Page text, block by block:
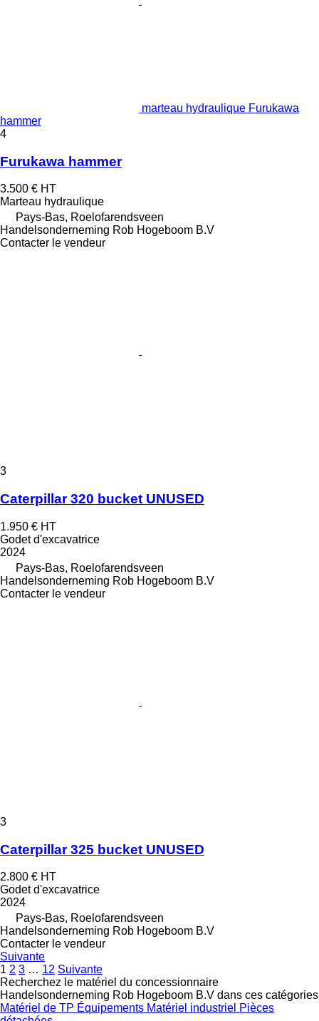
marteau hydraulique Furukawa
hammer
4
Furukawa hammer
3.500 € HT
Marteau hydraulique
Pays-Bas, Roelofarendsveen
Handelsonderneming Rob Hogeboom B.V
Contacter le vendeur
3
Caterpillar 320 bucket UNUSED
1.950 € HT
Godet d'excavatrice
2024
Pays-Bas, Roelofarendsveen
Handelsonderneming Rob Hogeboom B.V
Contacter le vendeur
3
Caterpillar 325 bucket UNUSED
2.800 € HT
Godet d'excavatrice
2024
Pays-Bas, Roelofarendsveen
Handelsonderneming Rob Hogeboom B.V
Contacter le vendeur
Suivante
1 2 3 … 12 Suivante
Recherchez le matériel du concessionnaire
Handelsonderneming Rob Hogeboom B.V dans ces catégories
Matériel de TP Équipements Matériel industriel Pièces